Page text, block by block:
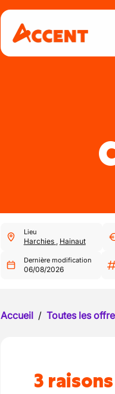
Lieu
Harchies , Hainaut
Dernière modification
06/08/2026
Accueil / Toutes les
3